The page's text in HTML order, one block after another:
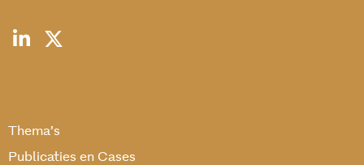
Thema’s
Publicaties en Cases